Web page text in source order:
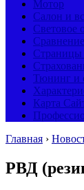
Мотор
Салон и
Световое
Страницы
Тюнинг и
Карта
Главная ›
РВД